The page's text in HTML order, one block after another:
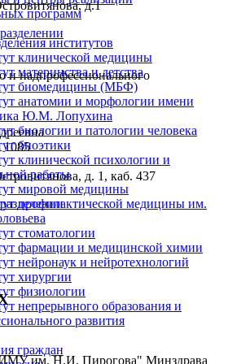
программ
институтов
клинической медицины
материнства и детства
биомедицины (МБФ)
анатомии и морфологии имени
Ю.М. Лопухина
биологии и патологии человека
биоэтики
клинической психологии и
работы
мировой медицины
профилактической медицины им.
стоматологии
фармации и медицинской химии
нейронаук и нейротехнологий
хирургии
физиологии
непрерывного образования и
развития
граждан
д.1
и надпрофессионального
1085
д. 1, каб. 437
им. Н.И. Пирогова" Минздрава